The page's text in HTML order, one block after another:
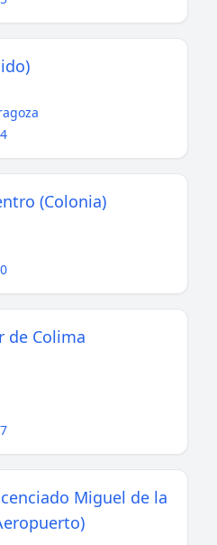
(Colonia)
de Colima
Miguel de la